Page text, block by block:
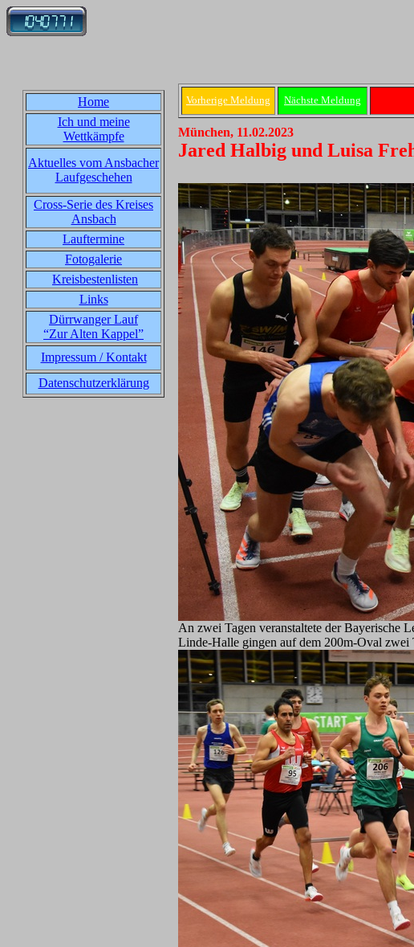
Home
Ich und meine
Wettkämpfe
Aktuelles vom Ansbacher
Laufgeschehen
Cross-Serie des Kreises
Ansbach
Lauftermine
Fotogalerie
Kreisbestenlisten
Links
Dürrwanger Lauf
“Zur Alten Kappel”
Impressum / Kontakt
Datenschutzerklärung
Vorherige Meldung Nächste Meldung
München, 11.02.2023
Jared Halbig und Luisa
An zwei Tagen veranstaltete der Bayerische
Linde-Halle gingen auf dem 200m-Oval zwei